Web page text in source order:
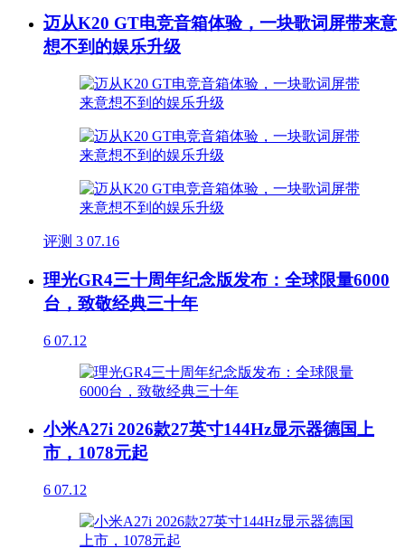
迈从K20 GT电竞音箱体验，一块歌词屏带来意
想不到的娱乐升级
评测 3 07.16
理光GR4三十周年纪念版发布：全球限量6000
台，致敬经典三十年
6 07.12
小米A27i 2026款27英寸144Hz显示器德国上
市，1078元起
6 07.12